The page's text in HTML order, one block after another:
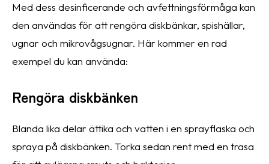
Med dess desinficerande och avfettningsförmåga kan
den användas för att rengöra diskbänkar, spishällar,
ugnar och mikrovågsugnar. Här kommer en rad
exempel du kan använda:
Rengöra diskbänken
Blanda lika delar ättika och vatten i en sprayflaska och
spraya på diskbänken. Torka sedan rent med en trasa